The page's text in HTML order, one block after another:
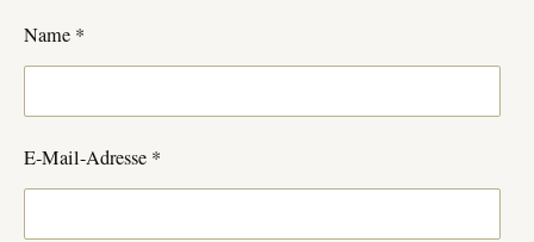
Name *
E-Mail-Adresse *